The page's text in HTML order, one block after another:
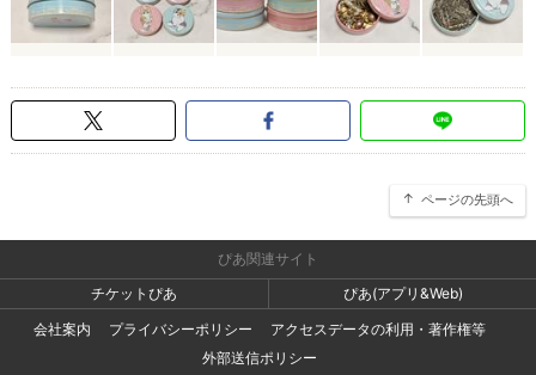
ページの先頭へ
ぴあ関連サイト
チケットぴあ
ぴあ(アプリ&Web)
会社案内
プライバシーポリシー
アクセスデータの利用・著作権等
外部送信ポリシー